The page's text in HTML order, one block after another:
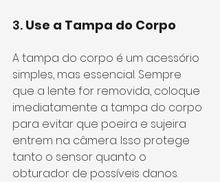
3. Use a Tampa do Corpo
A tampa do corpo é um acessório
simples, mas essencial. Sempre
que a lente for removida, coloque
imediatamente a tampa do corpo
para evitar que poeira e sujeira
entrem na câmera. Isso protege
tanto o sensor quanto o
obturador de possíveis danos.